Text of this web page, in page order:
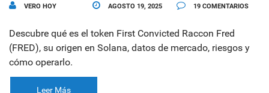
VERO HOY AGOSTO 19, 2025 19 COMENTARIOS
Descubre qué es el token First Convicted Raccon Fred
(FRED), su origen en Solana, datos de mercado, riesgos y
cómo operarlo.
Leer Más